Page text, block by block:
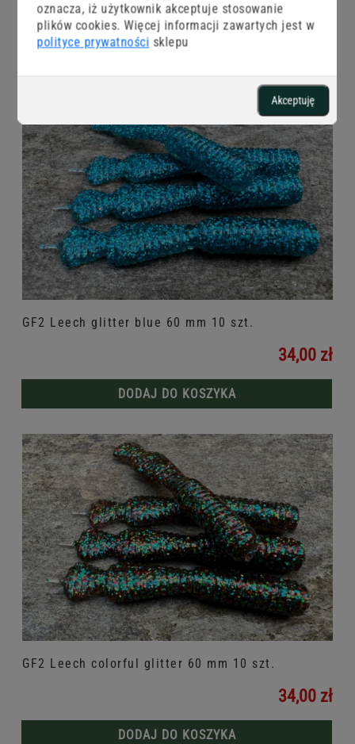
oznacza, iż użytkownik akceptuje stosowanie
plików cookies. Więcej informacji zawartych jest w
polityce prywatności sklepu
Akceptuję
34,00 zł
DODAJ DO KOSZYKA
GF2 Leech glitter blue 60 mm 10 szt.
34,00 zł
DODAJ DO KOSZYKA
GF2 Leech colorful glitter 60 mm 10 szt.
34,00 zł
DODAJ DO KOSZYKA